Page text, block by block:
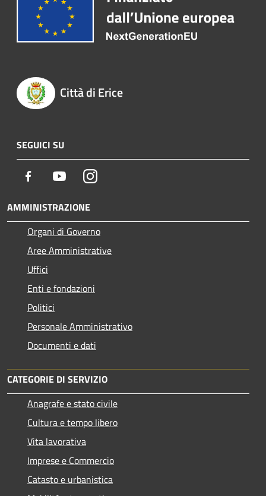
Città di Erice
SEGUICI SU
Facebook YoutubeInstagram
AMMINISTRAZIONE
Organi di Governo
Aree Amministrative
Uffici
Enti e fondazioni
Politici
Personale Amministrativo
Documenti e dati
CATEGORIE DI SERVIZIO
Anagrafe e stato civile
Cultura e tempo libero
Vita lavorativa
Imprese e Commercio
Catasto e urbanistica